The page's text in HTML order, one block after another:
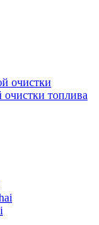
очистки
топлива